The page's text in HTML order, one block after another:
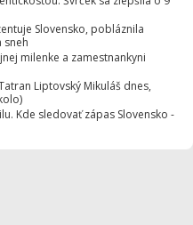
Slovensko, pobláznila
sneh
milenke a zamestnankyni
Liptovský Mikuláš dnes,
Kde sledovať zápas Slovensko -